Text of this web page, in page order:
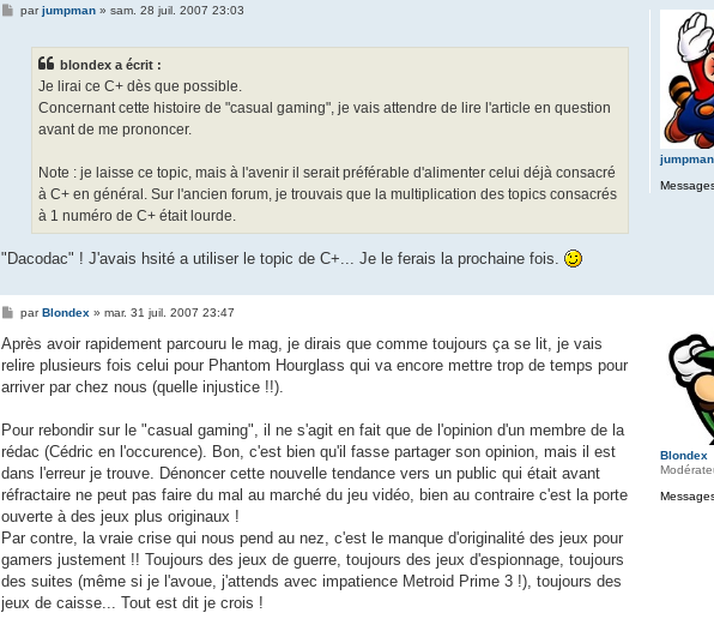
jumpman
Mparjumpman» sam. 28 juil. 2007 23:03
blondex a écrit :
Je lirai ce C+ dès que possible.
Concernant cette histoire de "casual gaming", je vais attendre de lire l'article en question
avant de me prononcer.
Note : je laisse ce topic, mais à l'avenir il serait préférable d'alimenter celui déjà consacré
à C+ en général. Sur l'ancien forum, je trouvais que la multiplication des topics consacrés
à 1 numéro de C+ était lourde.
"Dacodac" ! J'avais hsité a utiliser le topic de C+... Je le ferais la prochaine fois.
Blondex
M
s
a
g
parBlondex » mar. 31 juil. 2007 23:47
Après avoir rapidement parcouru le mag, je dirais que comme toujours ça se lit, je vais
relire plusieurs fois celui pour Phantom Hourglass qui va encore mettre trop de temps pour
arriver par chez nous (quelle injustice !!).
Pour rebondir sur le "casual gaming", il ne s'agit en fait que de l'opinion d'un membre de la
rédac (Cédric en l'occurence). Bon, c'est bien qu'il fasse partager son opinion, mais il est
dans l'erreur je trouve. Dénoncer cette nouvelle tendance vers un public qui était avant
réfractaire ne peut pas faire du mal au marché du jeu vidéo, bien au contraire c'est la porte
ouverte à des jeux plus originaux !
Par contre, la vraie crise qui nous pend au nez, c'est le manque d'originalité des jeux pour
gamers justement !! Toujours des jeux de guerre, toujours des jeux d'espionnage, toujours
des suites (même si je l'avoue, j'attends avec impatience Metroid Prime 3 !), toujours des
jeux de caisse... Tout est dit je crois !